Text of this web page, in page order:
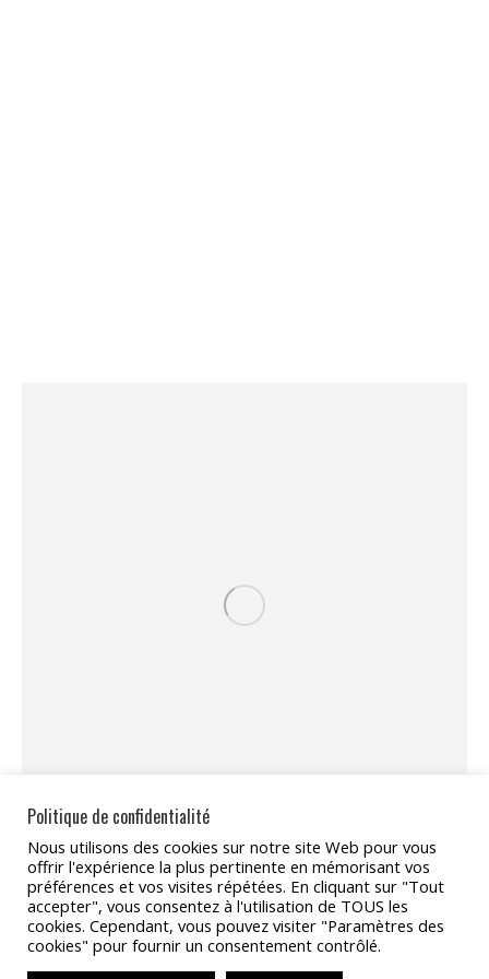
Partager
Partager
sur
Facebook
Partager
sur
X
Partager
sur
Pinterest
Partager
sur
LinkedIn
Partager
sur
Politique de confidentialité
Nous utilisons des cookies sur notre site Web pour vous
offrir l'expérience la plus pertinente en mémorisant vos
préférences et vos visites répétées. En cliquant sur "Tout
accepter", vous consentez à l'utilisation de TOUS les
cookies. Cependant, vous pouvez visiter "Paramètres des
cookies" pour fournir un consentement contrôlé.